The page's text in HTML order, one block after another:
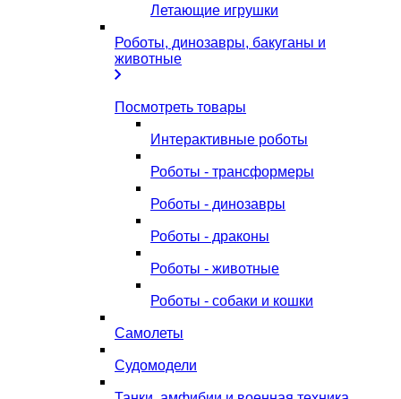
Летающие игрушки
Роботы, динозавры, бакуганы и
животные
Посмотреть товары
Интерактивные роботы
Роботы - трансформеры
Роботы - динозавры
Роботы - драконы
Роботы - животные
Роботы - собаки и кошки
Самолеты
Судомодели